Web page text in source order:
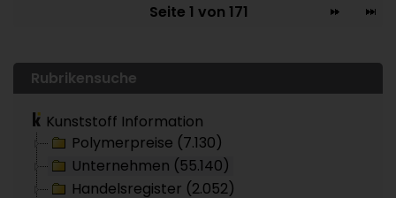
Seite 1 von 171
Rubrikensuche
Kunststoff Information
Polymerpreise (7.130)
Unternehmen (55.140)
Handelsregister (2.052)